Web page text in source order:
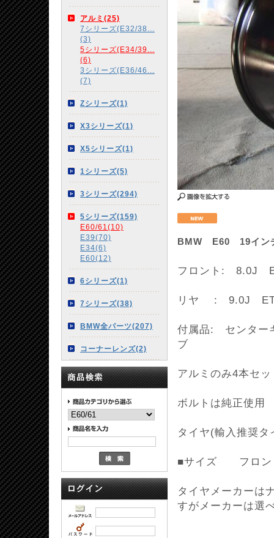
アルミ(25)
7シリーズ(E32/38...
(3)
5シリーズ(E34/39...
(6)
3シリーズ(E36/46...
(7)
Zシリーズ(1)
X3シリーズ(1)
X5シリーズ(1)
1シリーズ(5)
3シリーズ(294)
5シリーズ(159)
E60/61(10)
E39(70)
E34(6)
E60(12)
6シリーズ(1)
7シリーズ(38)
BMW全パーツ(207)
コーナーレンズ(2)
BMW E60 19イン
フロント: 8.0J
リヤ : 9.0J
付属品: センタ
ブ
アルミのみ4本セ
ボルトは純正使用
タイヤ(輸入推奨
■サイズ フロ
タイヤメーカーは
すがメーカーは選